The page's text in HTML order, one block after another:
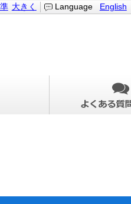
Language English
大きく